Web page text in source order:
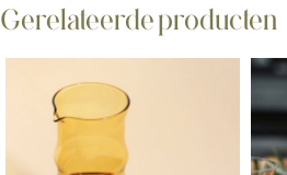
Gerelateerde producten